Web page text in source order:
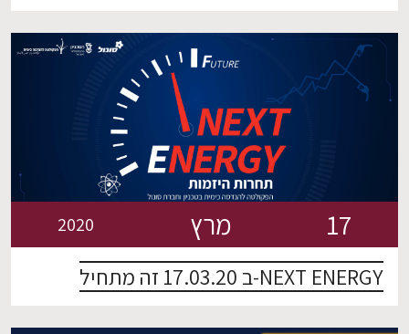
17 מרץ 2020
NEXT ENERGY-ב 17.03.20 זה מתחיל